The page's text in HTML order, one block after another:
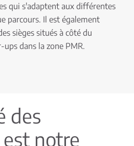
qui s'adaptent aux différentes
parcours. Il est également
sièges situés à côté du
dans la zone PMR.
des
notre